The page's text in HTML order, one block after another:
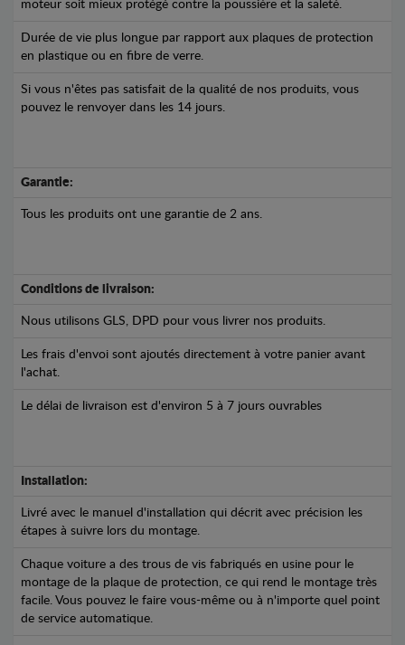
moteur soit mieux protégé contre la poussière et la saleté.
Durée de vie plus longue par rapport aux plaques de protection
en plastique ou en fibre de verre.
Si vous n'êtes pas satisfait de la qualité de nos produits, vous
pouvez le renvoyer dans les 14 jours.
Garantie:
Tous les produits ont une garantie de 2 ans.
Conditions de livraison:
Nous utilisons GLS, DPD pour vous livrer nos produits.
Les frais d'envoi sont ajoutés directement à votre panier avant
l'achat.
Le délai de livraison est d'environ 5 à 7 jours ouvrables
Installation:
Livré avec le manuel d'installation qui décrit avec précision les
étapes à suivre lors du montage.
Chaque voiture a des trous de vis fabriqués en usine pour le
montage de la plaque de protection, ce qui rend le montage très
facile. Vous pouvez le faire vous-même ou à n'importe quel point
de service automatique.